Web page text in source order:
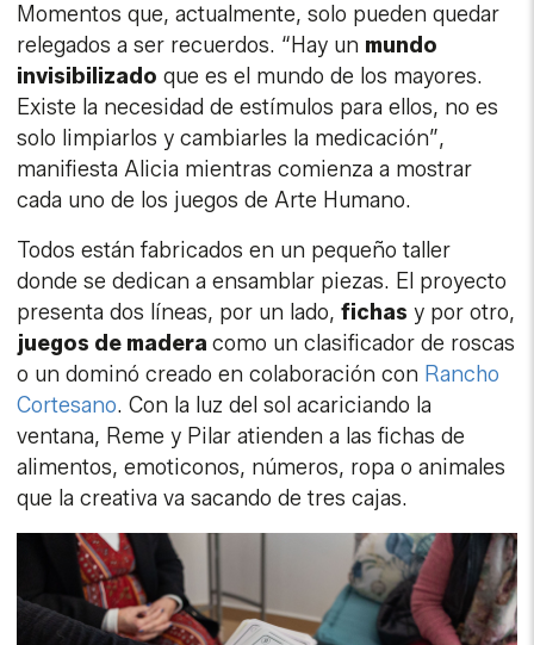
Momentos que, actualmente, solo pueden quedar
relegados a ser recuerdos. “Hay un mundo
invisibilizado que es el mundo de los mayores.
Existe la necesidad de estímulos para ellos, no es
solo limpiarlos y cambiarles la medicación”,
manifiesta Alicia mientras comienza a mostrar
cada uno de los juegos de Arte Humano.
Todos están fabricados en un pequeño taller
donde se dedican a ensamblar piezas. El proyecto
presenta dos líneas, por un lado,fichas y por otro,
juegos de maderacomo un clasificador de roscas
o un dominó creado en colaboración con Rancho
Cortesano. Con la luz del sol acariciando la
ventana, Reme y Pilar atienden a las fichas de
alimentos, emoticonos, números, ropa o animales
que la creativa va sacando de tres cajas.